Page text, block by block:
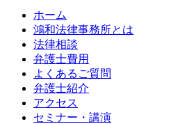
ホーム
鴻和法律事務所とは
法律相談
弁護士費用
よくあるご質問
弁護士紹介
アクセス
セミナー・講演